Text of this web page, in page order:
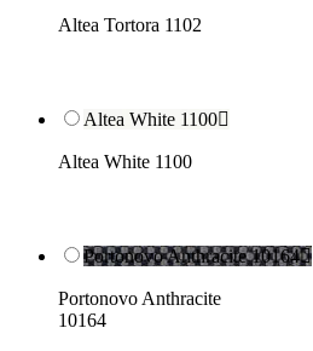
Altea Tortora 1102
Altea White 1100
Altea White 1100
Portonovo Anthracite 10164
Portonovo Anthracite
10164